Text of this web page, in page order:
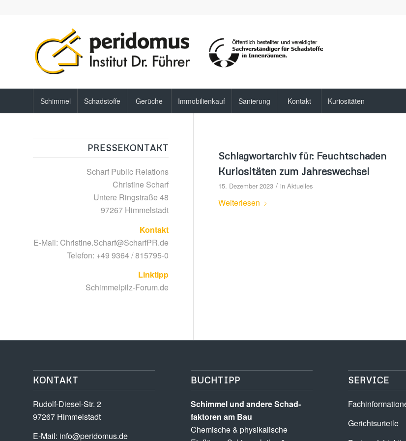
Schimmel Schadstoffe Gerüche Immobilienkauf Sanierung Kontakt Kuriositäten
Schlagwortarchiv für: Feuchtschaden
Kuriositäten zum Jahreswechsel
15. Dezember 2023 / in Aktuelles
Weiterlesen
PRESSEKONTAKT
Scharf Public Relations
Christine Scharf
Untere Ringstraße 48
97267 Himmelstadt
Kontakt
E-Mail: Christine.Scharf@ScharfPR.de
Telefon: +49 9364 / 815795-0
Linktipp
Schimmelpilz-Forum.de
KONTAKT
Rudolf-Diesel-Str. 2
97267 Himmelstadt
E-Mail: info@peridomus.de
BUCHTIPP
Schimmel und andere Schad­­
faktoren am Bau
Chemische & physikalische
SERVICE
Gerichtsurteile